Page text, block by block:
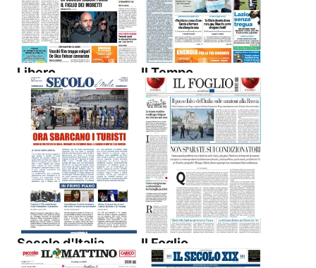
Libero Il Tempo
Secolo d'Italia Il Foglio